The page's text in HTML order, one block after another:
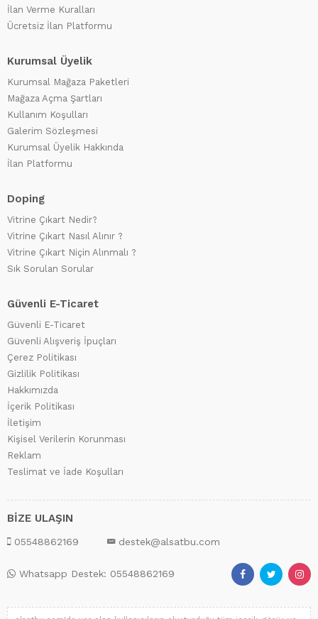
İlan Verme Kuralları
Ücretsiz İlan Platformu
Kurumsal Üyelik
Kurumsal Mağaza Paketleri
Mağaza Açma Şartları
Kullanım Koşulları
Galerim Sözleşmesi
Kurumsal Üyelik Hakkında
İlan Platformu
Doping
Vitrine Çıkart Nedir?
Vitrine Çıkart Nasıl Alınır ?
Vitrine Çıkart Niçin Alınmalı ?
Sık Sorulan Sorular
Güvenli E-Ticaret
Güvenli E-Ticaret
Güvenli Alışveriş İpuçları
Çerez Politikası
Gizlilik Politikası
Hakkımızda
İçerik Politikası
İletişim
Kişisel Verilerin Korunması
Reklam
Teslimat ve İade Koşulları
BİZE ULAŞIN
05548862169 destek@alsatbu.com
Whatsapp Destek: 05548862169